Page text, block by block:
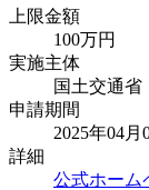
上限金額
100万円
実施主体
国土交通省
申請期間
2025年04月
詳細
公式ホーム